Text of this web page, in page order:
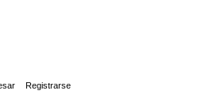
Registrarse